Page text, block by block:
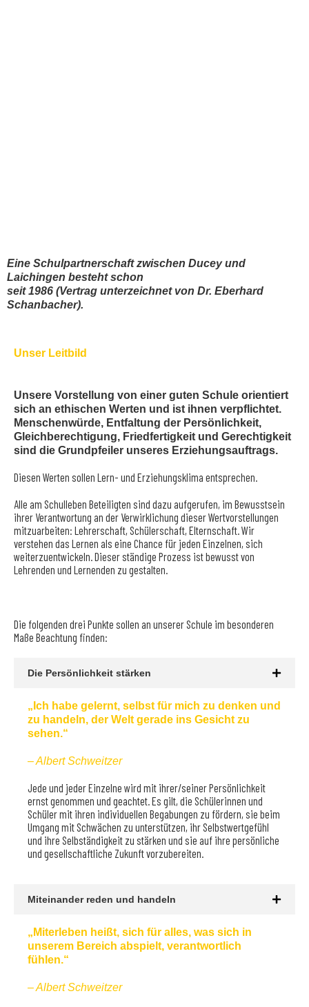
Eine Schulpartnerschaft zwischen Ducey und
Laichingen besteht schon
seit 1986 (Vertrag unterzeichnet von Dr. Eberhard
Schanbacher).
Unser Leitbild
Unsere Vorstellung von einer guten Schule orientiert
sich an ethischen Werten und ist ihnen verpflichtet.
Menschenwürde, Entfaltung der Persönlichkeit,
Gleichberechtigung, Friedfertigkeit und Gerechtigkeit
sind die Grundpfeiler unseres Erziehungsauftrags.
Diesen Werten sollen Lern- und Erziehungsklima entsprechen.
Alle am Schulleben Beteiligten sind dazu aufgerufen, im Bewusstsein
ihrer Verantwortung an der Verwirklichung dieser Wertvorstellungen
mitzuarbei­ten: Lehrerschaft, Schülerschaft, Elternschaft. Wir
verstehen das Lernen als eine Chance für jeden Einzelnen, sich
weiterzuentwickeln. Dieser ständige Prozess ist bewusst von
Lehrenden und Lernenden zu gestalten.
Die folgenden drei Punkte sollen an unserer Schule im besonderen
Maße Beachtung finden:
Die Persönlichkeit stärken
„Ich habe gelernt, selbst für mich zu denken und
zu handeln, der Welt gerade ins Gesicht zu
sehen.“
– Albert Schweitzer
Jede und jeder Einzelne wird mit ihrer/seiner Persönlichkeit
ernst genommen und geachtet. Es gilt, die Schülerinnen und
Schüler mit ihren individuellen Begabungen zu fördern, sie beim
Umgang mit Schwächen zu unterstützen, ihr Selbstwertgefühl
und ihre Selbständigkeit zu stärken und sie auf ihre persönliche
und gesellschaftliche Zukunft vorzubereiten.
Miteinander reden und handeln
„Miterleben heißt, sich für alles, was sich in
unserem Bereich abspielt, verantwortlich
fühlen.“
– Albert Schweitzer